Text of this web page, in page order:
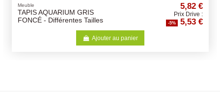
Meuble
TAPIS AQUARIUM GRIS
FONCÉ - Différentes Tailles
5,82 €
Prix Drive :
-5% 5,53 €
Ajouter au panier